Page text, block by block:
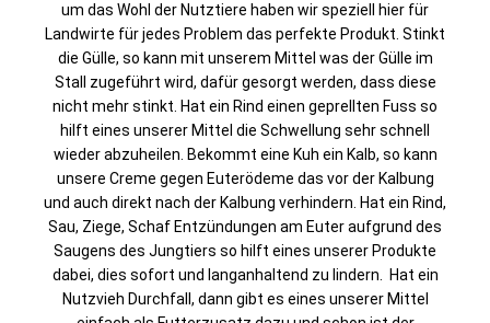
um das Wohl der Nutztiere haben wir speziell hier für
Landwirte für jedes Problem das perfekte Produkt. Stinkt
die Gülle, so kann mit unserem Mittel was der Gülle im
Stall zugeführt wird, dafür gesorgt werden, dass diese
nicht mehr stinkt. Hat ein Rind einen geprellten Fuss so
hilft eines unserer Mittel die Schwellung sehr schnell
wieder abzuheilen. Bekommt eine Kuh ein Kalb, so kann
unsere Creme gegen Euterödeme das vor der Kalbung
und auch direkt nach der Kalbung verhindern. Hat ein Rind,
Sau, Ziege, Schaf Entzündungen am Euter aufgrund des
Saugens des Jungtiers so hilft eines unserer Produkte
dabei, dies sofort und langanhaltend zu lindern. Hat ein
Nutzvieh Durchfall, dann gibt es eines unserer Mittel